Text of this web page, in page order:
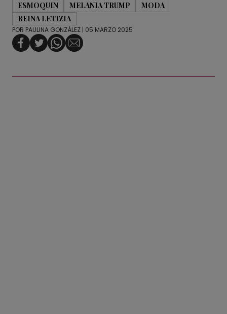
ESMOQUIN
MELANIA TRUMP
MODA
REINA LETIZIA
POR PAULINA GONZÁLEZ | 05 MARZO 2025